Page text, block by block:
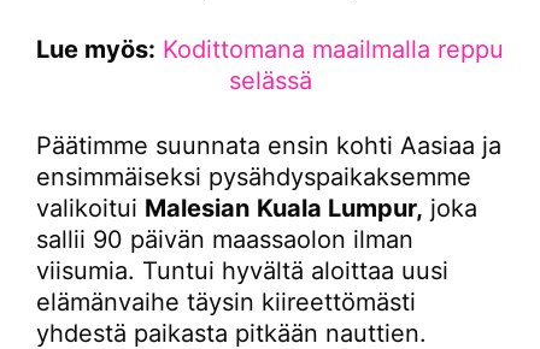
Lue myös: Kodittomana maailmalla reppu
selässä
Päätimme suunnata ensin kohti Aasiaa ja
ensimmäiseksi pysähdyspaikaksemme
valikoitui Malesian Kuala Lumpur, joka
sallii 90 päivän maassaolon ilman
viisumia. Tuntui hyvältä aloittaa uusi
elämänvaihe täysin kiireettömästi
yhdestä paikasta pitkään nauttien.